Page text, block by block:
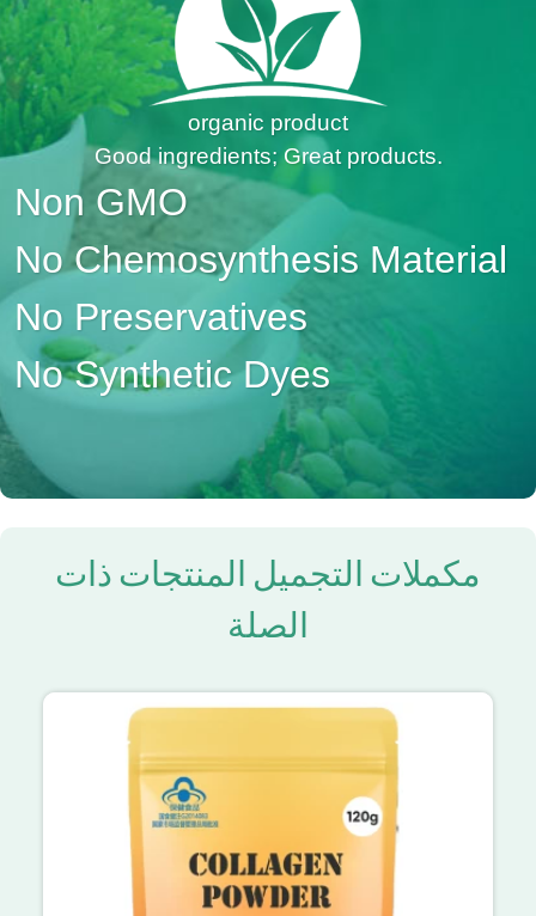
organic product
Good ingredients; Great products.
Non GMO
No Chemosynthesis Material
No Preservatives
No Synthetic Dyes
مكملات التجميل المنتجات ذات
الصلة